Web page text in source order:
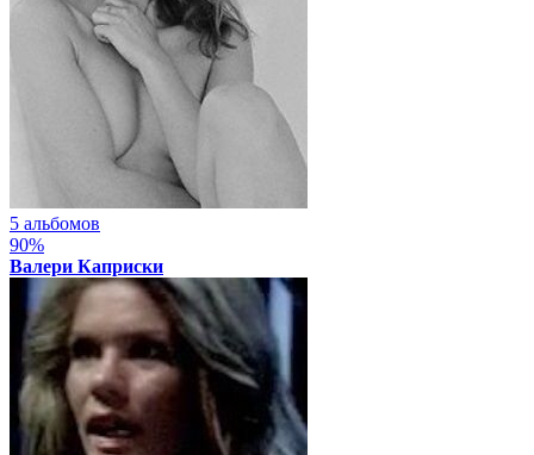
5 альбомов
90%
Валери Каприски